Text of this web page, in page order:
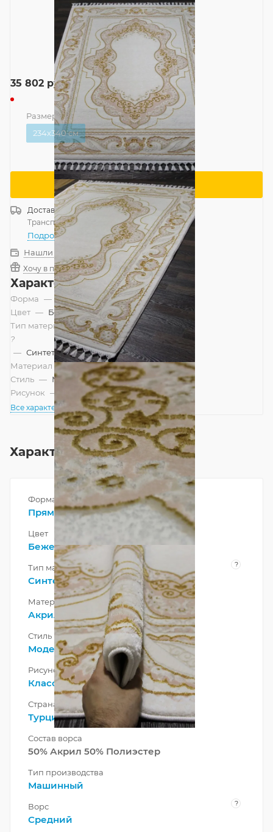
35 802 руб.
Размер — 234x340 см
234x340 см
Сообщить о поступлении
Доставка
Россия
Транспортной компанией—бесплатно
Подробнее
Нашли дешевле?
Хочу в подарок
Характеристики
Форма — Прямоугольник
Цвет — Бежевый, Золотой
Тип материала
?
— Синтетический, Смешанный
Материал —
Акрил
Стиль — Модерн
Рисунок — Классический
Все характеристики
Характеристики
Форма
Прямоугольник
Цвет
Бежевый,Золотой
Тип материала ?
Синтетический,Смешанный
Материал
Акрил
Стиль
Модерн
Рисунок
Классический
Страна
Турция
Состав ворса
50% Акрил 50% Полиэстер
Тип производства
Машинный
Ворс ?
Средний